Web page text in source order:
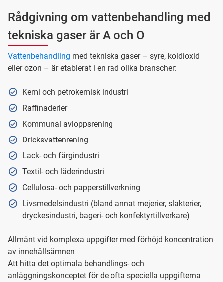
Rådgivning om vattenbehandling med
tekniska gaser är A och O
Vattenbehandling med tekniska gaser – syre, koldioxid
eller ozon – är etablerat i en rad olika branscher:
Kemi och petrokemisk industri
Raffinaderier
Kommunal avloppsrening
Dricksvattenrening
Lack- och färgindustri
Textil- och läderindustri
Cellulosa- och papperstillverkning
Livsmedelsindustri (bland annat mejerier, slakterier,
dryckesindustri, bageri- och konfektyrtillverkare)
Allmänt vid komplexa uppgifter med förhöjd koncentration
av innehållsämnen
Att hitta det optimala behandlings- och
anläggningskonceptet för de ofta speciella uppgifterna